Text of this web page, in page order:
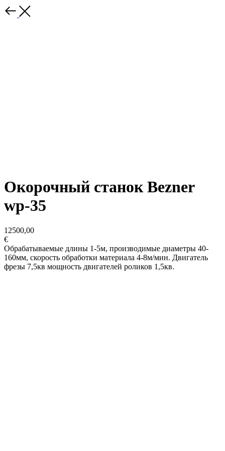
Окорочный станок Bezner
wp-35
12500,00
€
Обрабатываемые длины 1-5м, производимые диаметры 40-
160мм, скорость обработки материала 4-8м/мин. Двигатель
фрезы 7,5кв мощность двигателей роликов 1,5кв.